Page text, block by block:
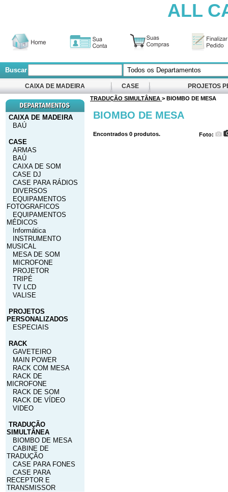
ALL
Buscar
CAIXA DE MADEIRA CASE PROJETOS
CAIXA DE MADEIRA
BAÚ
CASE
ARMAS
BAÚ
CAIXA DE SOM
CASE DJ
CASE PARA RÁDIOS
DIVERSOS
EQUIPAMENTOS
FOTOGRAFICOS
EQUIPAMENTOS
MÉDICOS
Informática
INSTRUMENTO
MUSICAL
MESA DE SOM
MICROFONE
PROJETOR
TRIPÉ
TV LCD
VALISE
PROJETOS
PERSONALIZADOS
ESPECIAIS
RACK
GAVETEIRO
MAIN POWER
RACK COM MESA
RACK DE
MICROFONE
RACK DE SOM
RACK DE VÍDEO
VIDEO
TRADUÇÃO
SIMULTÂNEA
BIOMBO DE MESA
CABINE DE
TRADUÇÃO
CASE PARA FONES
CASE PARA
RECEPTOR E
TRANSMISSOR
TRADUÇÃO SIMULTÂNEA > BIOMBO DE MESA
BIOMBO DE MESA
Encontrados 0 produtos. Foto: